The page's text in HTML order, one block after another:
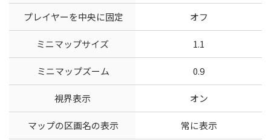
プレイヤーを中央に固定 オフ
ミニマップサイズ 1.1
ミニマップズーム 0.9
視界表示 オン
マップの区画名の表示 常に表示